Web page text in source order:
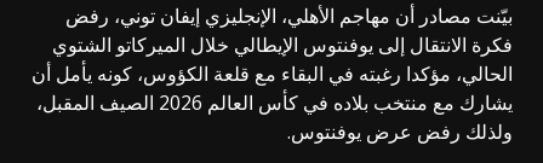
بيّنت مصادر أن مهاجم الأهلي، الإنجليزي إيفان توني، رفض
فكرة الانتقال إلى يوفنتوس الإيطالي خلال الميركاتو الشتوي
الحالي، مؤكدا رغبته في البقاء مع قلعة الكؤوس، كونه يأمل أن
يشارك مع منتخب بلاده في كأس العالم 2026 الصيف المقبل،
ولذلك رفض عرض يوفنتوس.